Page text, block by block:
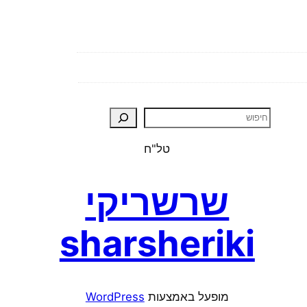
טל"ח
שרשריקי
sharsheriki
מופעל באמצעות ⁦ WordPress